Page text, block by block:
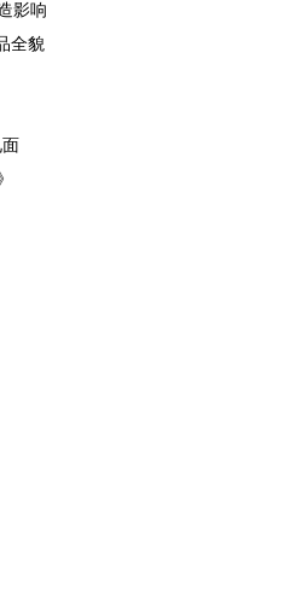
影响
全貌